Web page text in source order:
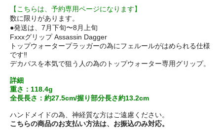
【こちらは、予約専用ページになります】
数に限りがあります。
●発送は、7月下旬〜8月上旬
Fxxxグリップ Assassin Dagger
トップウォータープラッガーの為にフェルールがはめられる仕様
です‼️
デカバスを本気で狙う人の為のトップウォーター専用グリップ。
詳細
重さ：118.4g
全長長さ：約27.5cm/握り部分長さ約13.2cm
ハンドメイドの為、神経質な方はご遠慮ください。
こちらの商品のお支払い方法は、お振込のみ対応。